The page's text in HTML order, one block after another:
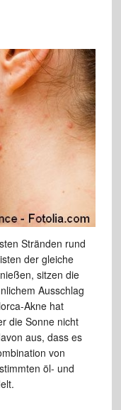
Stränden rund
der gleiche
sitzen die
Ausschlag
Akne hat
die Sonne nicht
aus, dass es
von
öl- und